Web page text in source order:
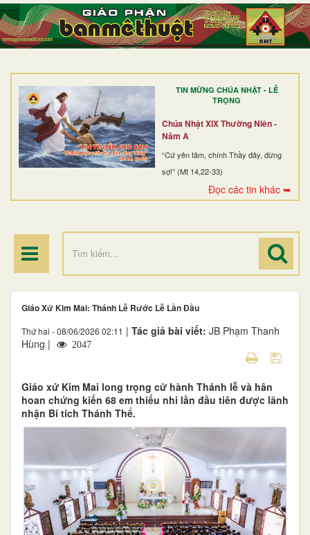
TIN MỪNG CHÚA NHẬT - LỄ
TRỌNG
Chúa Nhật XIX Thường Niên -
Năm A
“Cứ yên tâm, chính Thầy đây, đừng
sợ!” (Mt 14,22-33)
Đọc các tin khác ➥
TRANG NHẤT
GIỚI THIỆU
DÒNG TU
BAN MỤC VỤ
ĐOÀN THỂ CG
ĐIỂM HÀNH HƯƠNG
Giáo Xứ Kim Mai: Thánh Lễ Rước Lễ Lần Đầu
Thứ hai - 08/06/2026 02:11 | Tác giả bài viết: JB Phạm Thanh
Hùng |
2047
Giáo xứ Kim Mai long trọng cử hành Thánh lễ và hân
hoan chứng kiến 68 em thiếu nhi lần đầu tiên được lãnh
nhận Bí tích Thánh Thể.